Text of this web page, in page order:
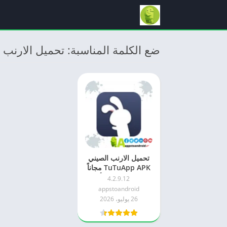
ضع الكلمة المناسبة: تحميل
تحميل الارنب الصيني
TuTuApp APK مجاناً
2026 للاندرويد – أحدث
إصدار
4.2.9.12
appstoandroid
26 يوليو، 2026